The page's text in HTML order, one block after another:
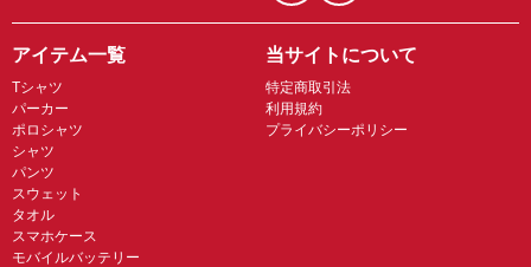
アイテム一覧
Tシャツ
パーカー
ポロシャツ
シャツ
パンツ
スウェット
タオル
スマホケース
モバイルバッテリー
当サイトについて
特定商取引法
利用規約
プライバシーポリシー